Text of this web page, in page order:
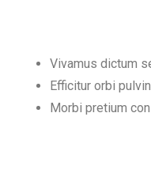
Vivamus dictum
Efficitur orbi
Morbi pretium